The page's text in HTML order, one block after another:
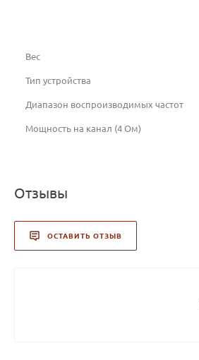
Вес
Тип устройства
Диапазон воспроизводимых частот
Мощность на канал (4 Ом)
Отзывы
ОСТАВИТЬ ОТЗЫВ